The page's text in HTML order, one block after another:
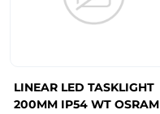
LINEAR LED TASKLIGHT
200MM IP54 WT OSRAM